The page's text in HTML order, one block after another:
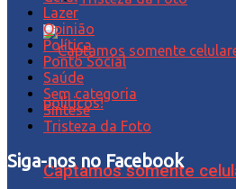
Captamos somente
Lazer
Opinião
Política
Ponto Social
Saúde
Sem categoria
Síntese
Tristeza da Foto
Siga-nos no Facebook